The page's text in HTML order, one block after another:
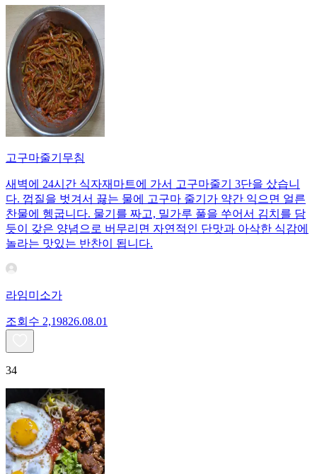
고구마줄기무침
새벽에 24시간 식자재마트에 가서 고구마줄기 3단을 샀습니
다. 껍질을 벗겨서 끓는 물에 고구마 줄기가 약간 익으면 얼른
찬물에 헹굽니다. 물기를 짜고, 밀가루 풀을 쑤어서 김치를 담
듯이 갖은 양념으로 버무리면 자연적인 단맛과 아삭한 식감에
놀라는 맛있는 반찬이 됩니다.
라임미소가
조회수 2,19826.08.01
34